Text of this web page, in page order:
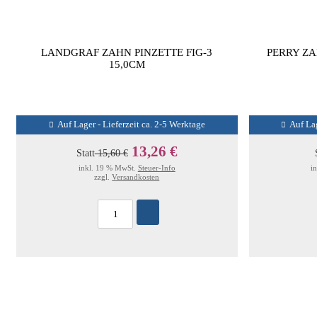
LANDGRAF ZAHN PINZETTE FIG-3
15,0CM
Auf Lager - Lieferzeit ca. 2-5 Werktage
Statt15,60 € 13,26 €
inkl. 19 % MwSt. Steuer-Info
zzgl.Versandkosten
PERRY
Auf